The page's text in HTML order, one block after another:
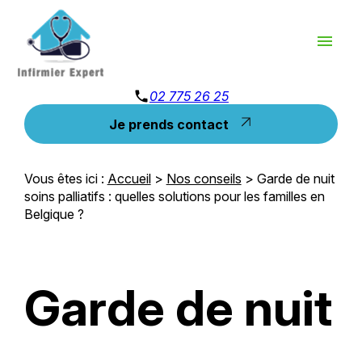
menu
phone02 775 26 25
Je prends contact
Vous êtes ici : Accueil> Nos conseils > Garde de nuit
soins palliatifs : quelles solutions pour les familles en
Belgique ?
Garde de nuit
Panneau de gestion des cookies